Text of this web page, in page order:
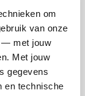
om
van onze
— met jouw
Met jouw
gegevens
en technische